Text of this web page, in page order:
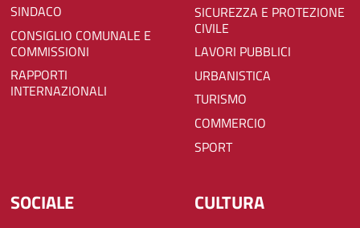
SINDACO
CONSIGLIO COMUNALE E
COMMISSIONI
RAPPORTI
INTERNAZIONALI
SICUREZZA E PROTEZIONE
CIVILE
LAVORI PUBBLICI
URBANISTICA
TURISMO
COMMERCIO
SPORT
SOCIALE CULTURA